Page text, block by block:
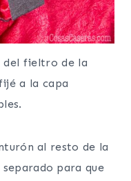
del fieltro de la
a la capa
al resto de la
para que